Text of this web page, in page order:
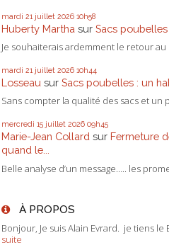
mardi 21 juillet 2026 10h58
Huberty Martha sur Sacs poubelles
Je souhaiterais ardemment le retour au
mardi 21 juillet 2026 10h44
Losseau sur Sacs poubelles : un
Sans compter la qualité des sacs et un
mercredi 15 juillet 2026 09h45
Marie-Jean Collard sur Fermeture
quand le...
Belle analyse d’un message….. les
À PROPOS
Bonjour, Je suis Alain Evrard. je tiens le
suite